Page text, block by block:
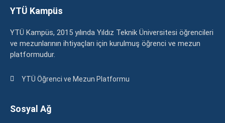
YTÜ Kampüs
YTÜ Kampüs, 2015 yılında Yıldız Teknik Üniversitesi öğrencileri
ve mezunlarının ihtiyaçları için kurulmuş öğrenci ve mezun
platformudur.
YTÜ Öğrenci ve Mezun Platformu
Sosyal Ağ